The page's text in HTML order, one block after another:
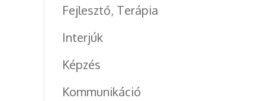
Fejlesztő, Terápia
Interjúk
Képzés
Kommunikáció